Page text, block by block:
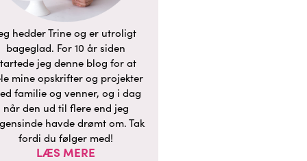
hedder Trine og er utroligt
bageglad. For 10 år siden
jeg denne blog for at
mine opskrifter og projekter
familie og venner, og i dag
når den ud til flere end jeg
havde drømt om. Tak
fordi du følger med!
LÆS MERE